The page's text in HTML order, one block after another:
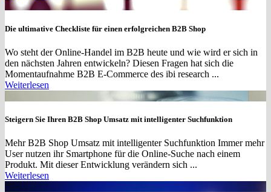
Die ultimative Checkliste für einen erfolgreichen B2B Shop
Wo steht der Online-Handel im B2B heute und wie wird er sich in
den nächsten Jahren entwickeln? Diesen Fragen hat sich die
Momentaufnahme B2B E-Commerce des ibi research ...
Weiterlesen
Steigern Sie Ihren B2B Shop Umsatz mit intelligenter Suchfunktion
Mehr B2B Shop Umsatz mit intelligenter Suchfunktion Immer mehr
User nutzen ihr Smartphone für die Online-Suche nach einem
Produkt. Mit dieser Entwicklung verändern sich ...
Weiterlesen